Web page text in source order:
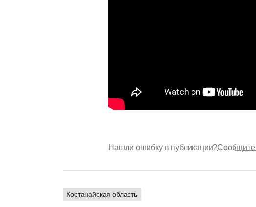
Нашли ошибку в публикации?Сообщите
Костанайская область